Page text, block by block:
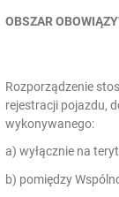
OBSZAR
Rozporządzenie
rejestracji pojazdu,
wykonywanego:
a) wyłącznie na
b) pomiędzy